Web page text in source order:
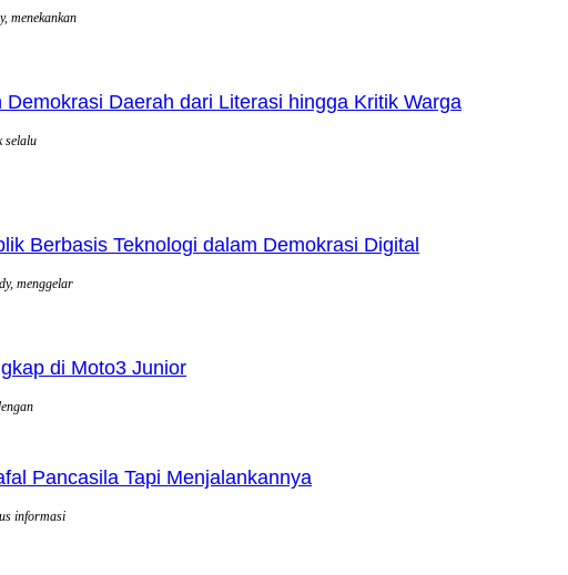
menekankan
Daerah dari Literasi hingga Kritik Warga
selalu
Berbasis Teknologi dalam Demokrasi Digital
menggelar
di Moto3 Junior
Pancasila Tapi Menjalankannya
informasi